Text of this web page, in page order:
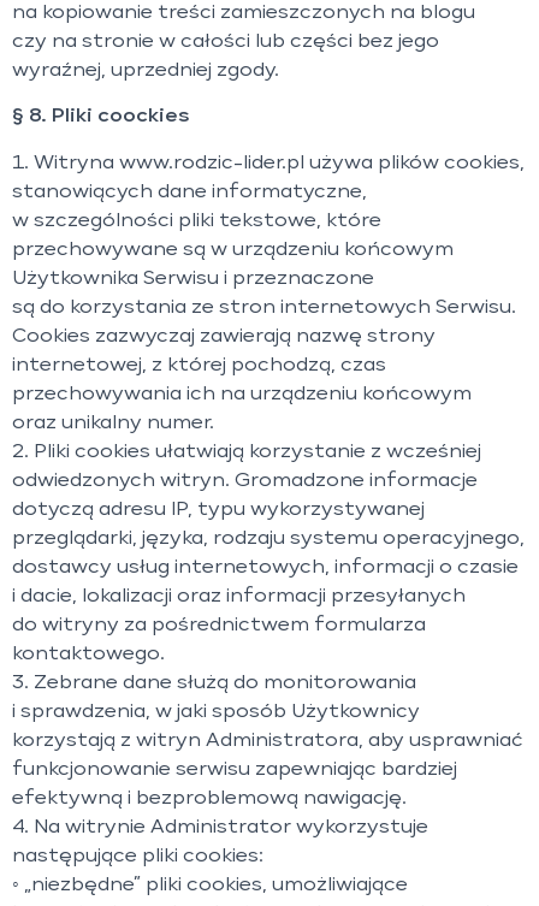
na kopiowanie treści zamieszczonych na blogu
czy na stronie w całości lub części bez jego
wyraźnej, uprzedniej zgody.
§ 8. Pliki coockies
1. Witryna www.rodzic-lider.pl używa plików cookies,
stanowiących dane informatyczne,
w szczególności pliki tekstowe, które
przechowywane są w urządzeniu końcowym
Użytkownika Serwisu i przeznaczone
są do korzystania ze stron internetowych Serwisu.
Cookies zazwyczaj zawierają nazwę strony
internetowej, z której pochodzą, czas
przechowywania ich na urządzeniu końcowym
oraz unikalny numer.
2. Pliki cookies ułatwiają korzystanie z wcześniej
odwiedzonych witryn. Gromadzone informacje
dotyczą adresu IP, typu wykorzystywanej
przeglądarki, języka, rodzaju systemu operacyjnego,
dostawcy usług internetowych, informacji o czasie
i dacie, lokalizacji oraz informacji przesyłanych
do witryny za pośrednictwem formularza
kontaktowego.
3. Zebrane dane służą do monitorowania
i sprawdzenia, w jaki sposób Użytkownicy
korzystają z witryn Administratora, aby usprawniać
funkcjonowanie serwisu zapewniając bardziej
efektywną i bezproblemową nawigację.
4. Na witrynie Administrator wykorzystuje
następujące pliki cookies:
◦ „niezbędne” pliki cookies, umożliwiające